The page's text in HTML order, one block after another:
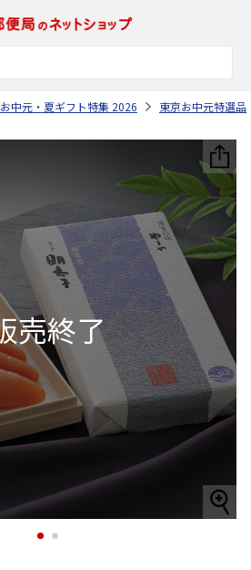
お中元・夏ギフト特集 2026 東京お中元特選品
1 2